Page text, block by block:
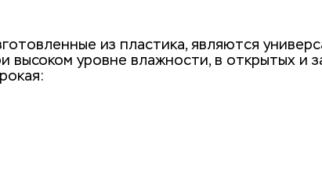
из пластика, являются
высоком уровне влажности, в открытых и